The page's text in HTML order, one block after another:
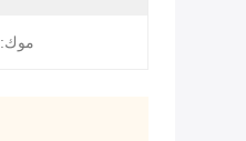
موك: